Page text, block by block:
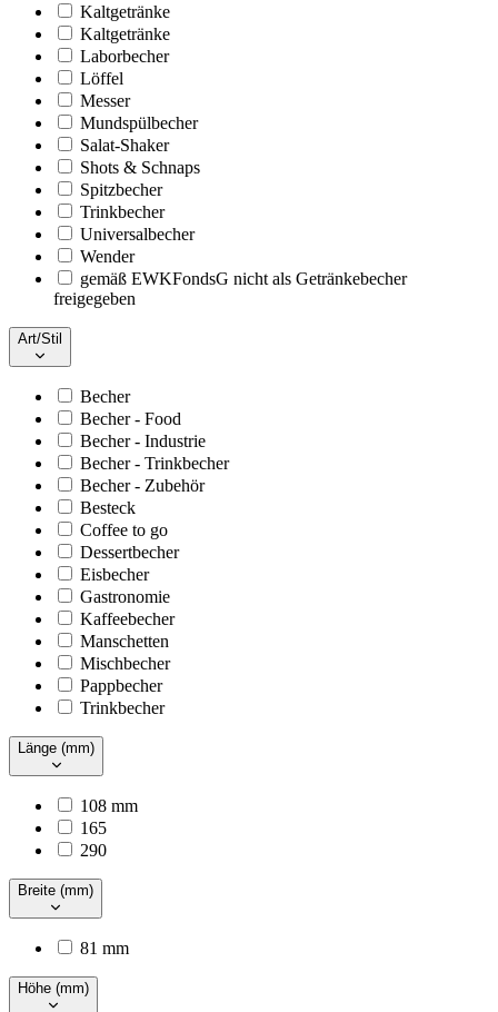
Kaltgetränke
Kaltgetränke
Laborbecher
Löffel
Messer
Mundspülbecher
Salat-Shaker
Shots & Schnaps
Spitzbecher
Trinkbecher
Universalbecher
Wender
gemäß EWKFondsG nicht als Getränkebecher
freigegeben
Art/Stil
Becher
Becher - Food
Becher - Industrie
Becher - Trinkbecher
Becher - Zubehör
Besteck
Coffee to go
Dessertbecher
Eisbecher
Gastronomie
Kaffeebecher
Manschetten
Mischbecher
Pappbecher
Trinkbecher
Länge (mm)
108 mm
165
290
Breite (mm)
81 mm
Höhe (mm)